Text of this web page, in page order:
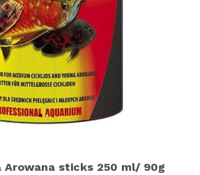
Arowana sticks 250 ml/ 90g